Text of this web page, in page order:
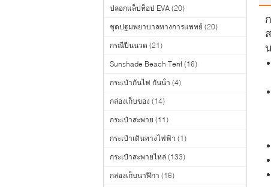
ปลอกแล็ปท็อป EVA (20)
ชุดปฐมพยาบาลทางการแพทย์ (20)
กรณีปืนนวด (21)
Sunshade Beach Tent (16)
กระเป๋ากันไฟ กันน้ํา (4)
กล่องเก็บของ (14)
กระเป๋าสะพาย (11)
กระเป๋าเดินทางไฟฟ้า (1)
กระเป๋าสะพายไหล่ (133)
กล่องเก็บนาฬิกา (16)